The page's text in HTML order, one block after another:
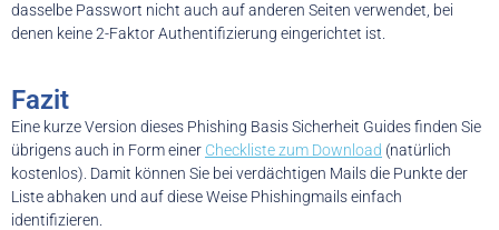
dasselbe Passwort nicht auch auf anderen Seiten verwendet, bei
denen keine 2-Faktor Authentifizierung eingerichtet ist.
Fazit
Eine kurze Version dieses Phishing Basis Sicherheit Guides finden Sie
übrigens auch in Form einer Checkliste zum Download (natürlich
kostenlos). Damit können Sie bei verdächtigen Mails die Punkte der
Liste abhaken und auf diese Weise Phishingmails einfach
identifizieren.